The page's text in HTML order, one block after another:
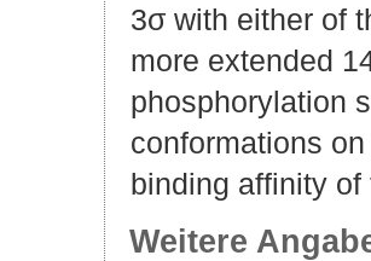
3σ with either of
more extended
phosphorylation
conformations
binding affinity
Weitere